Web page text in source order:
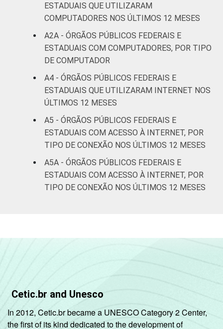
informação e comunicação no setor público
brasileiro - TIC Governo Eletrônico 2019.
ESTADUAIS QUE UTILIZARAM
COMPUTADORES NOS ÚLTIMOS 12 MESES
A2A - ÓRGÃOS PÚBLICOS FEDERAIS E
ESTADUAIS COM COMPUTADORES, POR TIPO
DE COMPUTADOR
A4 - ÓRGÃOS PÚBLICOS FEDERAIS E
ESTADUAIS QUE UTILIZARAM INTERNET NOS
ÚLTIMOS 12 MESES
A5 - ÓRGÃOS PÚBLICOS FEDERAIS E
ESTADUAIS COM ACESSO À INTERNET, POR
TIPO DE CONEXÃO NOS ÚLTIMOS 12 MESES
A5A - ÓRGÃOS PÚBLICOS FEDERAIS E
ESTADUAIS COM ACESSO À INTERNET, POR
TIPO DE CONEXÃO NOS ÚLTIMOS 12 MESES
Cetic.br and Unesco
In 2012, Cetic.br became a UNESCO Category 2 Center,
the first of its kind dedicated to the development of